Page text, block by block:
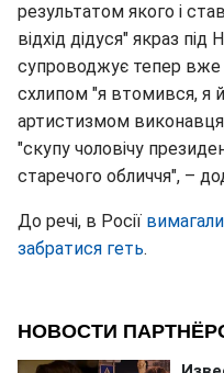
результатом якого і
відхід дідуся" якраз
супроводжує тепер вже
схлипом "я втомився, я
артистизмом
"скупу чоловічу
старечого обличчя", –
До речі, в Росії
забратися геть.